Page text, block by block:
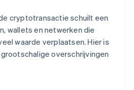
cryptotransactie schuilt een
wallets en netwerken die
waarde verplaatsen. Hier is
overschrijvingen